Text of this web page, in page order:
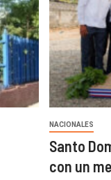
NACIONALES
Santo
con un